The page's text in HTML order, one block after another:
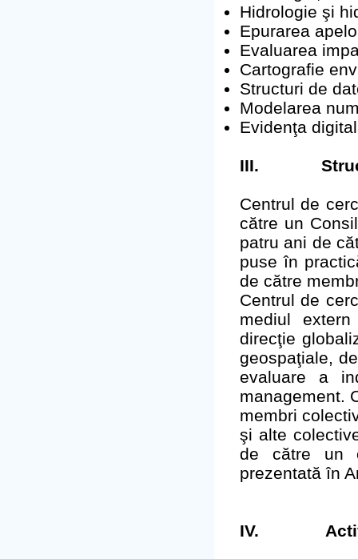
Hidrologie şi
Epurarea
Evaluarea
Cartografie
Structuri de
Modelarea
Evidenţa
III.
Centrul de
către un
patru ani de
puse în
de către
Centrul de
mediul
direcţie
geospaţiale,
evaluare a
management.
membri
şi alte
de către un
prezentată în
IV.